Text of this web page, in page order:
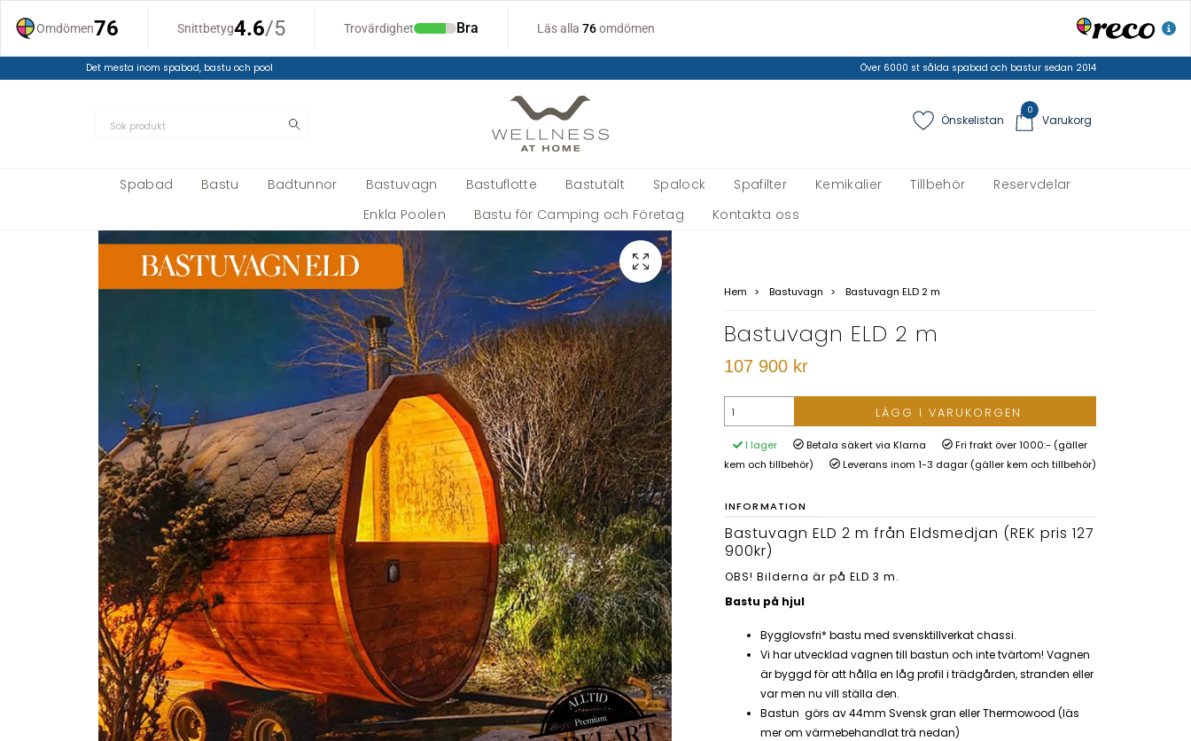
Det mesta inom spabad, bastu och pool Över 6000 st sålda spabad och bastur sedan 2014
Önskelistan
0
Varukorg
Spabad Bastu Badtunnor Bastuvagn Bastuflotte Bastutält Spalock Spafilter Kemikalier Tillbehör
Reservdelar
Enkla Poolen
Bastu för Camping och Företag Kontakta oss
Hem Bastuvagn Bastuvagn ELD 2 m
Bastuvagn ELD 2 m
107 900 kr
LÄGG I VARUKORGEN
I lager Betala säkert via Klarna
Fri frakt över 1000:- (gäller
kem och tillbehör)
Leverans inom 1-3 dagar (gäller kem och tillbehör)
INFORMATION
Bastuvagn ELD 2 m från Eldsmedjan (REK pris 127
900kr)
OBS! Bilderna är på ELD 3 m.
Bastu på hjul
Bygglovsfri* bastu med svensktillverkat chassi.
Vi har utvecklad vagnen till bastun och inte tvärtom! Vagnen
är byggd för att hålla en låg profil i trädgården, stranden eller
var men nu vill ställa den.
Bastun görs av 44mm Svensk gran eller Thermowood (läs
mer om värmebehandlat trä nedan)